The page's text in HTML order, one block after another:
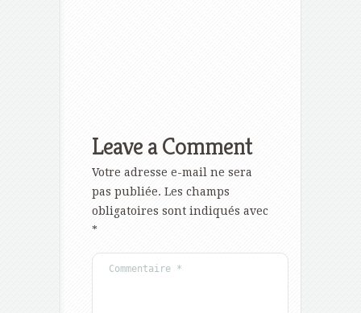
Leave a Comment
Votre adresse e-mail ne sera
pas publiée. Les champs
obligatoires sont indiqués avec
*